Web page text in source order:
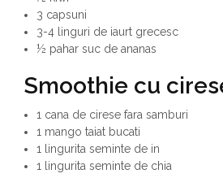
3 capsuni
3-4 linguri de iaurt grecesc
½ pahar suc de ananas
Smoothie cu
1 cana de cirese fara samburi
1 mango taiat bucati
1 lingurita seminte de in
1 lingurita seminte de chia